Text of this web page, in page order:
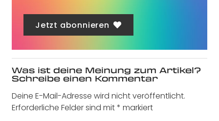
Jetzt abonnieren
Was ist deine Meinung zum Artikel?
Schreibe einen Kommentar
Deine E-Mail-Adresse wird nicht veröffentlicht.
Erforderliche Felder sind mit* markiert